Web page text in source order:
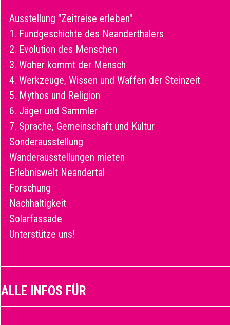
Ausstellung "Zeitreise erleben"
1. Fundgeschichte des Neanderthalers
2. Evolution des Menschen
3. Woher kommt der Mensch
4. Werkzeuge, Wissen und Waffen der Steinzeit
5. Mythos und Religion
6. Jäger und Sammler
7. Sprache, Gemeinschaft und Kultur
Sonderausstellung
Wanderausstellungen mieten
Erlebniswelt Neandertal
Forschung
Nachhaltigkeit
Solarfassade
Unterstütze uns!
ALLE INFOS FÜR